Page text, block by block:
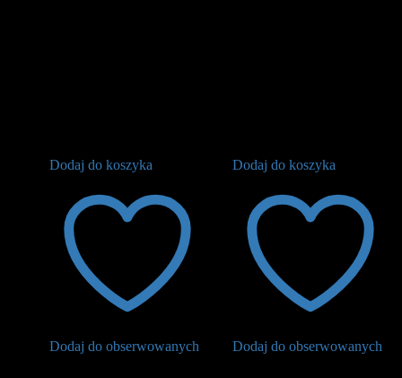
Dodaj do koszyka
Dodaj do obserwowanych
Dodaj do koszyka
Dodaj do obserwowanych